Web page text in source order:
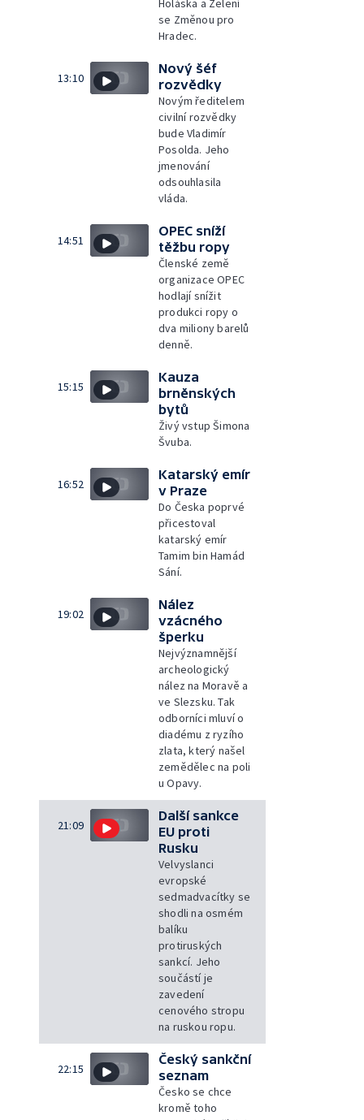
se Změnou pro
Hradec.
13:10
Nový šéf
rozvědky
Novým ředitelem
civilní rozvědky
bude Vladimír
Posolda. Jeho
jmenování
odsouhlasila
vláda.
14:51
OPEC sníží
těžbu ropy
Členské země
organizace OPEC
hodlají snížit
produkci ropy o
dva miliony barelů
denně.
15:15
Kauza
brněnských
bytů
Živý vstup Šimona
Švuba.
16:52
Katarský emír
v Praze
Do Česka poprvé
přicestoval
katarský emír
Tamim bin Hamád
Sání.
19:02
Nález
vzácného
šperku
Nejvýznamnější
archeologický
nález na Moravě a
ve Slezsku. Tak
odborníci mluví o
diadému z ryzího
zlata, který našel
zemědělec na poli
u Opavy.
21:09
Další sankce
EU proti
Rusku
Velvyslanci
evropské
sedmadvacítky se
shodli na osmém
balíku
protiruských
sankcí. Jeho
součástí je
zavedení
cenového stropu
na ruskou ropu.
22:15
Český sankční
seznam
Česko se chce
kromě toho